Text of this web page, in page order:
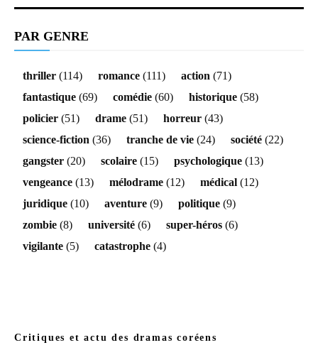
PAR GENRE
thriller (114) romance (111) action (71)
fantastique (69) comédie (60) historique (58)
policier (51) drame (51) horreur (43)
science-fiction (36) tranche de vie (24) société (22)
gangster (20) scolaire (15) psychologique (13)
vengeance (13) mélodrame (12) médical (12)
juridique (10) aventure (9) politique (9)
zombie (8) université (6) super-héros (6)
vigilante (5) catastrophe (4)
Critiques et actu des dramas coréens